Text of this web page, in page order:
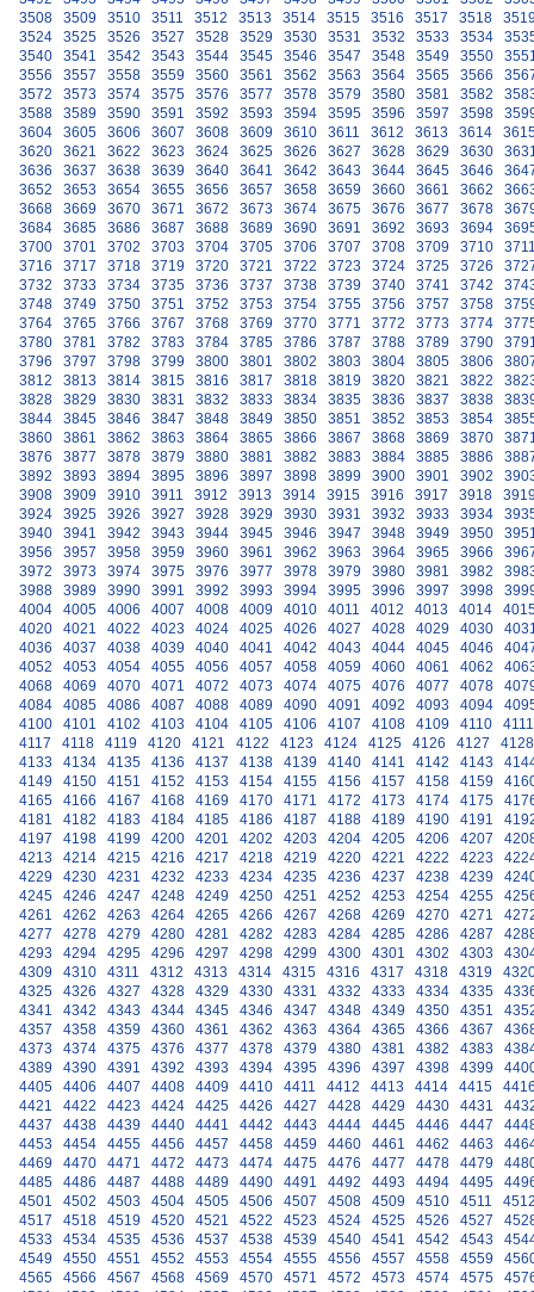
3508
3509 3510 3511 3512 3513 3514 3515 3516 3517 3518
3524
3525 3526 3527 3528 3529 3530 3531 3532 3533 3534
3540
3541 3542 3543 3544 3545 3546 3547 3548 3549 3550
3556
3557 3558 3559 3560 3561 3562 3563 3564 3565 3566
3572
3573 3574 3575 3576 3577 3578 3579 3580 3581 3582
3588
3589 3590 3591 3592 3593 3594 3595 3596 3597 3598
3604
3605 3606 3607 3608 3609 3610 3611 3612 3613 3614
3620
3621 3622 3623 3624 3625 3626 3627 3628 3629 3630
3636
3637 3638 3639 3640 3641 3642 3643 3644 3645 3646
3652
3653 3654 3655 3656 3657 3658 3659 3660 3661 3662
3668
3669 3670 3671 3672 3673 3674 3675 3676 3677 3678
3684
3685 3686 3687 3688 3689 3690 3691 3692 3693 3694
3700
3701 3702 3703 3704 3705 3706 3707 3708 3709 3710
3716
3717 3718 3719 3720 3721 3722 3723 3724 3725 3726
3732
3733 3734 3735 3736 3737 3738 3739 3740 3741 3742
3748
3749 3750 3751 3752 3753 3754 3755 3756 3757 3758
3764
3765 3766 3767 3768 3769 3770 3771 3772 3773 3774
3780
3781 3782 3783 3784 3785 3786 3787 3788 3789 3790
3796
3797 3798 3799 3800 3801 3802 3803 3804 3805 3806
3812
3813 3814 3815 3816 3817 3818 3819 3820 3821 3822
3828
3829 3830 3831 3832 3833 3834 3835 3836 3837 3838
3844
3845 3846 3847 3848 3849 3850 3851 3852 3853 3854
3860
3861 3862 3863 3864 3865 3866 3867 3868 3869 3870
3876
3877 3878 3879 3880 3881 3882 3883 3884 3885 3886
3892
3893 3894 3895 3896 3897 3898 3899 3900 3901 3902
3908
3909 3910 3911 3912 3913 3914 3915 3916 3917 3918
3924
3925 3926 3927 3928 3929 3930 3931 3932 3933 3934
3940
3941 3942 3943 3944 3945 3946 3947 3948 3949 3950
3956
3957 3958 3959 3960 3961 3962 3963 3964 3965 3966
3972
3973 3974 3975 3976 3977 3978 3979 3980 3981 3982
3988
3989 3990 3991 3992 3993 3994 3995 3996 3997 3998
4004
4005 4006 4007 4008 4009 4010 4011 4012 4013 4014
4020
4021 4022 4023 4024 4025 4026 4027 4028 4029 4030
4036
4037 4038 4039 4040 4041 4042 4043 4044 4045 4046
4052
4053 4054 4055 4056 4057 4058 4059 4060 4061 4062
4068
4069 4070 4071 4072 4073 4074 4075 4076 4077 4078
4084
4085 4086 4087 4088 4089 4090 4091 4092 4093 4094
4100
4101 4102 4103 4104 4105 4106 4107 4108 4109 4110
4111
4117
4118 4119 4120 4121 4122 4123 4124 4125 4126 4127
4128
4133
4134 4135 4136 4137 4138 4139 4140 4141 4142 4143
4149
4150 4151 4152 4153 4154 4155 4156 4157 4158 4159
4165
4166 4167 4168 4169 4170 4171 4172 4173 4174 4175
4181
4182 4183 4184 4185 4186 4187 4188 4189 4190 4191
4197
4198 4199 4200 4201 4202 4203 4204 4205 4206 4207
4213
4214 4215 4216 4217 4218 4219 4220 4221 4222 4223
4229
4230 4231 4232 4233 4234 4235 4236 4237 4238 4239
4245
4246 4247 4248 4249 4250 4251 4252 4253 4254 4255
4261
4262 4263 4264 4265 4266 4267 4268 4269 4270 4271
4277
4278 4279 4280 4281 4282 4283 4284 4285 4286 4287
4293
4294 4295 4296 4297 4298 4299 4300 4301 4302 4303
4309
4310 4311 4312 4313 4314 4315 4316 4317 4318 4319
4325
4326 4327 4328 4329 4330 4331 4332 4333 4334 4335
4341
4342 4343 4344 4345 4346 4347 4348 4349 4350 4351
4357
4358 4359 4360 4361 4362 4363 4364 4365 4366 4367
4373
4374 4375 4376 4377 4378 4379 4380 4381 4382 4383
4389
4390 4391 4392 4393 4394 4395 4396 4397 4398 4399
4405
4406 4407 4408 4409 4410 4411 4412 4413 4414 4415
4421
4422 4423 4424 4425 4426 4427 4428 4429 4430 4431
4437
4438 4439 4440 4441 4442 4443 4444 4445 4446 4447
4453
4454 4455 4456 4457 4458 4459 4460 4461 4462 4463
4469
4470 4471 4472 4473 4474 4475 4476 4477 4478 4479
4485
4486 4487 4488 4489 4490 4491 4492 4493 4494 4495
4501
4502 4503 4504 4505 4506 4507 4508 4509 4510 4511
4517
4518 4519 4520 4521 4522 4523 4524 4525 4526 4527
4533
4534 4535 4536 4537 4538 4539 4540 4541 4542 4543
4549
4550 4551 4552 4553 4554 4555 4556 4557 4558 4559
4565
4566 4567 4568 4569 4570 4571 4572 4573 4574 4575